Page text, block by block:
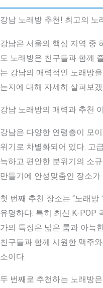
강남 노래방 추천! 최고의 노
강남은 서울의 핵심 지역 중
도 노래방은 친구들과 함께
는 강남의 매력적인 노래방
는지에 대해 자세히 살펴보
강남 노래방의 매력과 추천
강남은 다양한 연령층이 모
위기로 차별화되어 있다. 고
늑하고 편안한 분위기의 소
만들기에 안성맞춤인 장소
첫 번째 추천 장소는 “노래
유명하다. 특히 최신 K-POP
가의 특징은 넓은 룸과 아늑
친구들과 함께 시원한 맥주
소이다.
두 번째로 추천하는 노래방